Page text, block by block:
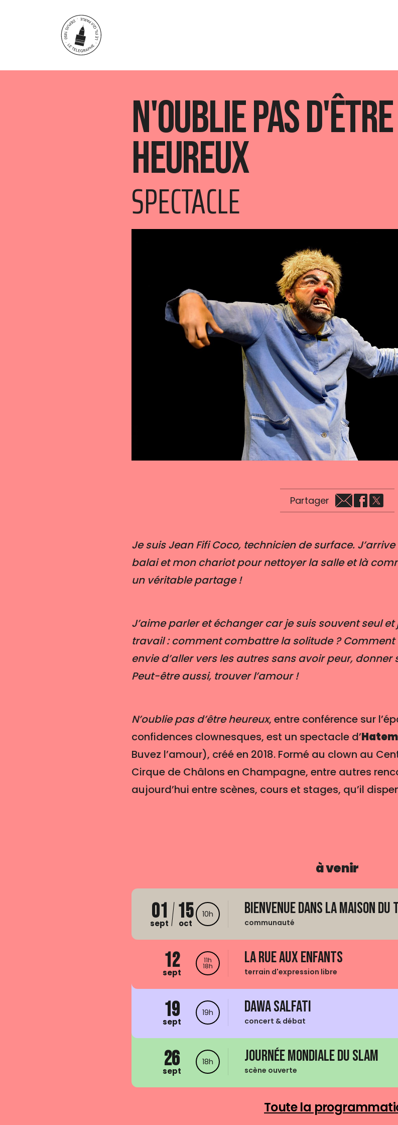
N'oublie pas d'être
heureux
SPECTACLE
Partager
Je suis Jean Fifi Coco, technicien de surface.
balai et mon chariot pour nettoyer la salle et là
un véritable partage !
J’aime parler et échanger car je suis souvent seul
travail : comment combattre la solitude ? Comment
envie d’aller vers les autres sans avoir peur,
Peut-être aussi, trouver l’amour !
N’oublie pas d’être heureux, entre conférence sur
confidences clownesques, est un spectacle d’
Buvez l’amour), créé en 2018. Formé au clown au
Cirque de Châlons en Champagne, entre autres
aujourd’hui entre scènes, cours et stages, qu’il
à venir
01
sept 15
oct
10h Bienvenue dans La Maison du
communauté
12
sept
11h
18h La Rue aux enfants
terrain d'expression libre
19
sept
19h Dawa Salfati
concert & débat
26
sept
18h Journée mondiale du Slam
scène ouverte
Toute la